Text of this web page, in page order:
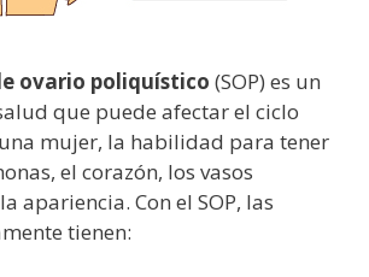
ovario poliquístico (SOP) es un
que puede afectar el ciclo
mujer, la habilidad para tener
el corazón, los vasos
apariencia. Con el SOP, las
tienen: